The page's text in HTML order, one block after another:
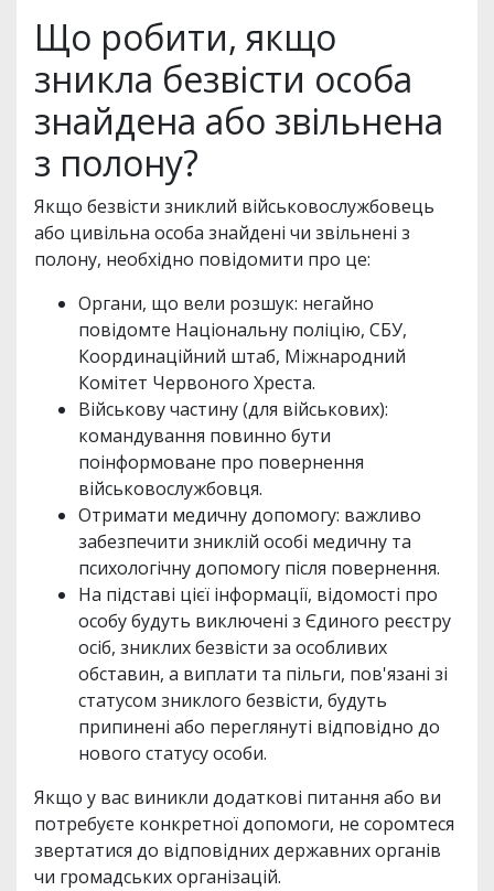
Що робити, якщо
зникла безвісти особа
знайдена або звільнена
з полону?
Якщо безвісти зниклий військовослужбовець
або цивільна особа знайдені чи звільнені з
полону, необхідно повідомити про це:
Органи, що вели розшук: негайно
повідомте Національну поліцію, СБУ,
Координаційний штаб, Міжнародний
Комітет Червоного Хреста.
Військову частину (для військових):
командування повинно бути
поінформоване про повернення
військовослужбовця.
Отримати медичну допомогу: важливо
забезпечити зниклій особі медичну та
психологічну допомогу після повернення.
На підставі цієї інформації, відомості про
особу будуть виключені з Єдиного реєстру
осіб, зниклих безвісти за особливих
обставин, а виплати та пільги, пов'язані зі
статусом зниклого безвісти, будуть
припинені або переглянуті відповідно до
нового статусу особи.
Якщо у вас виникли додаткові питання або ви
потребуєте конкретної допомоги, не соромтеся
звертатися до відповідних державних органів
чи громадських організацій.